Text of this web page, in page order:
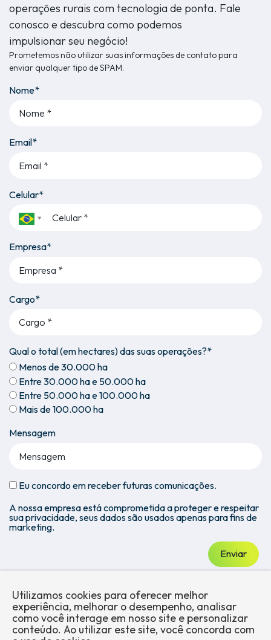
operações rurais com tecnologia de ponta. Fale
conosco e descubra como podemos
impulsionar seu negócio!
Prometemos não utilizar suas informações de contato para
enviar qualquer tipo de SPAM.
Nome*
Email*
Celular*
Empresa*
Cargo*
Qual o total (em hectares) das suas operações?*
Menos de 30.000 ha
Entre 30.000 ha e 50.000 ha
Entre 50.000 ha e 100.000 ha
Mais de 100.000 ha
Mensagem
Eu concordo em receber futuras comunicações.
A nossa empresa está comprometida a proteger e respeitar
sua privacidade, seus dados são usados apenas para fins de
marketing.
Enviar
Sobre a Mercados Trabalhe
Utilizamos cookies para oferecer melhor
experiência, melhorar o desempenho, analisar
como você interage em nosso site e personalizar
conteúdo. Ao utilizar este site, você concorda com